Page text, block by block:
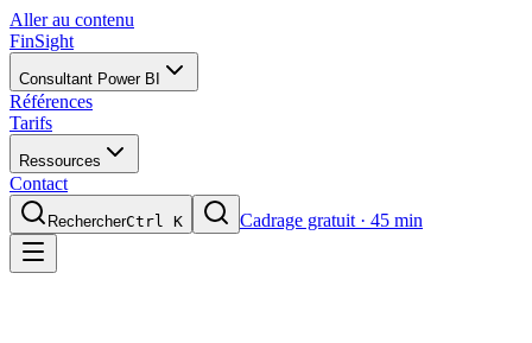
Aller au contenu
FinSight
Consultant Power BI
Références
Tarifs
Ressources
Contact
RechercherCtrl K Cadrage gratuit · 45 min